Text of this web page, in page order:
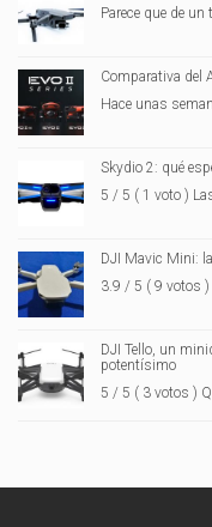
Parece que de un
Comparativa del
Hace unas
Skydio 2: qué
5 / 5 ( 1 voto )
DJI Mavic Mini:
3.9 / 5 ( 9 votos )
DJI Tello, un
potentísimo
5 / 5 ( 3 votos )